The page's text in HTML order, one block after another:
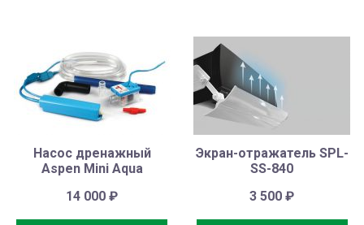
Насос дренажный
Aspen Mini Aqua
14 000₽
Экран-отражатель SPL-
SS-840
3 500₽